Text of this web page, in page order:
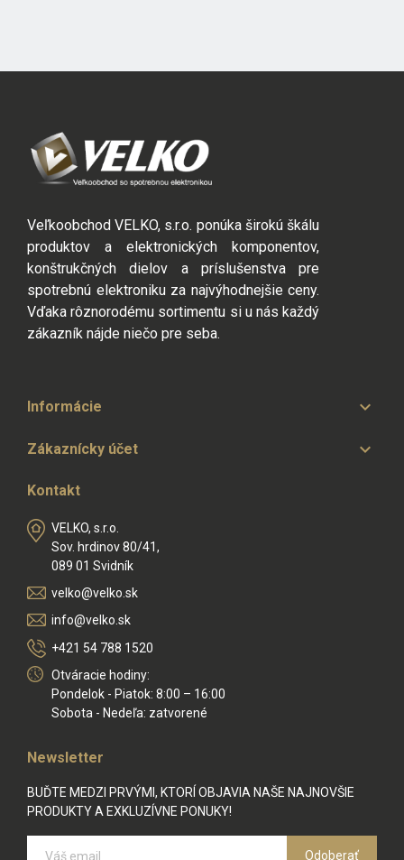
Veľkoobchod VELKO, s.r.o. ponúka širokú škálu
produktov a elektronických komponentov,
konštrukčných dielov a príslušenstva pre
spotrebnú elektroniku za najvýhodnejšie ceny.
Vďaka rôznorodému sortimentu si u nás každý
zákazník nájde niečo pre seba.
Informácie 
Zákaznícky účet 
Kontakt
VELKO, s.r.o.
Sov. hrdinov 80/41,
089 01 Svidník
velko@velko.sk
info@velko.sk
+421 54 788 1520
Otváracie hodiny:
Pondelok - Piatok: 8:00 – 16:00
Sobota - Nedeľa: zatvorené
Newsletter
BUĎTE MEDZI PRVÝMI, KTORÍ OBJAVIA NAŠE NAJNOVŠIE
PRODUKTY A EXKLUZÍVNE PONUKY!
Odoberať